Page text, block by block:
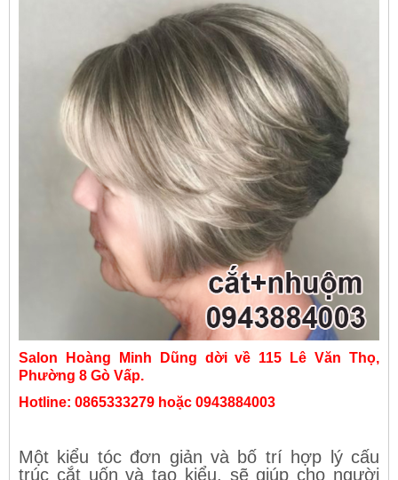
Salon Hoàng Minh Dũng dời về 115 Lê Văn Thọ,
Phường 8 Gò Vấp.
Hotline: 0865333279 hoặc 0943884003
Một kiểu tóc đơn giản và bố trí hợp lý cấu
trúc cắt uốn và tạo kiểu, sẽ giúp cho người